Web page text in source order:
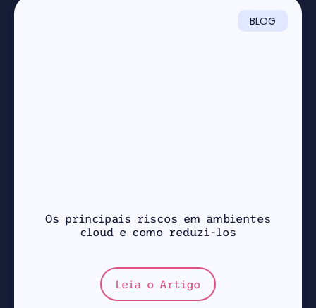
BLOG
Os principais riscos em ambientes
cloud e como reduzi-los
Leia o Artigo